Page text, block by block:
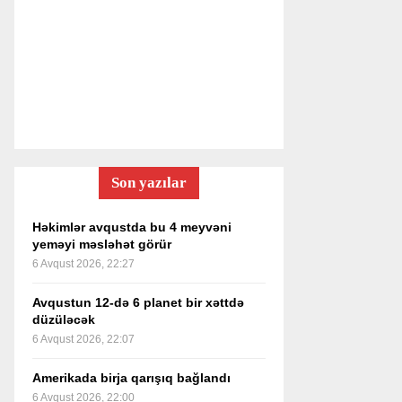
Son yazılar
Həkimlər avqustda bu 4 meyvəni
yeməyi məsləhət görür
6 Avqust 2026, 22:27
Avqustun 12-də 6 planet bir xəttdə
düzüləcək
6 Avqust 2026, 22:07
Amerikada birja qarışıq bağlandı
6 Avqust 2026, 22:00